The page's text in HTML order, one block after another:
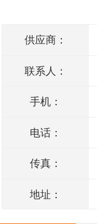
供应商：
联系人：
手机：
电话：
传真：
地址：